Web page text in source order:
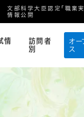
文部科学大臣認定「職業
情報公開
情
訪問者
別
オー
ス